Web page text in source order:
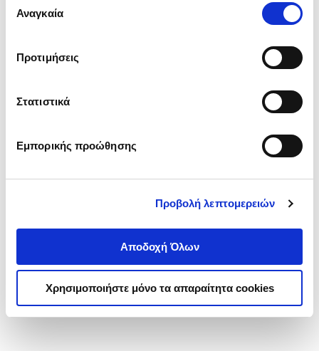
ενδιαφέρουν και να επιλέξετε από τα παρακάτω με την
΄΄και να ενημερωθείτε σχετικά με
συγκατάθεσης
Αναγκαία
Προτιμήσεις
Στατιστικά
Εμπορικής προώθησης
Προβολή λεπτομερειών
Αποδοχή Όλων
Χρησιμοποιήστε μόνο τα απαραίτητα cookies
COWAN-ERSKINE BETH
Τιμή Πολιτείας
1-1 από 1 προϊόντα